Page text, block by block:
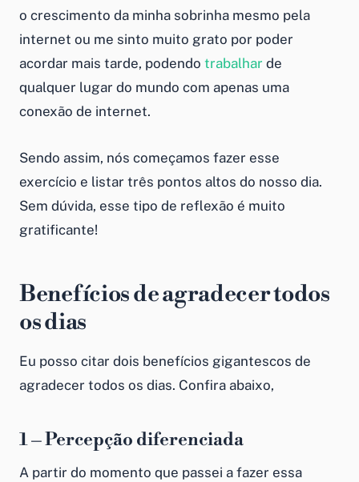
o crescimento da minha sobrinha mesmo pela
internet ou me sinto muito grato por poder
acordar mais tarde, podendo trabalhar de
qualquer lugar do mundo com apenas uma
conexão de internet.
Sendo assim, nós começamos fazer esse
exercício e listar três pontos altos do nosso dia.
Sem dúvida, esse tipo de reflexão é muito
gratificante!
Benefícios de agradecer todos
os dias
Eu posso citar dois benefícios gigantescos de
agradecer todos os dias. Confira abaixo,
1 – Percepção diferenciada
A partir do momento que passei a fazer essa